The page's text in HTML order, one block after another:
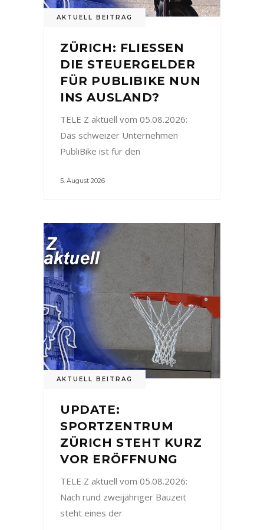
AKTUELL BEITRAG
ZÜRICH: FLIESSEN
DIE STEUERGELDER
FÜR PUBLIBIKE NUN
INS AUSLAND?
TELE Z aktuell vom 05.08.2026:
Das schweizer Unternehmen
PubliBike ist für den
5. August 2026
AKTUELL BEITRAG
UPDATE:
SPORTZENTRUM
ZÜRICH STEHT KURZ
VOR ERÖFFNUNG
TELE Z aktuell vom 05.08.2026:
Nach rund zweijähriger Bauzeit
steht eines der